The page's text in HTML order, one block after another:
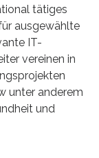
tätiges
ausgewählte
IT-
vereinen in
unter anderem
und